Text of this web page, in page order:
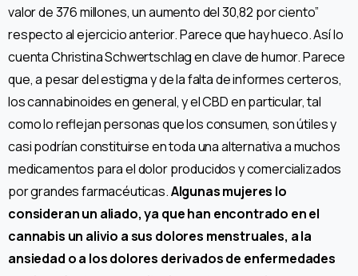
valor de 376 millones, un aumento del 30,82 por ciento”
respecto al ejercicio anterior. Parece que hay hueco. Así lo
cuenta Christina Schwertschlag en clave de humor. Parece
que, a pesar del estigma y de la falta de informes certeros,
los cannabinoides en general, y el CBD en particular, tal
como lo reflejan personas que los consumen, son útiles y
casi podrían constituirse en toda una alternativa a muchos
medicamentos para el dolor producidos y comercializados
por grandes farmacéuticas.Algunas mujeres lo
consideran un aliado, ya que han encontrado en el
cannabis un alivio a sus dolores menstruales, a la
ansiedad o a los dolores derivados de enfermedades